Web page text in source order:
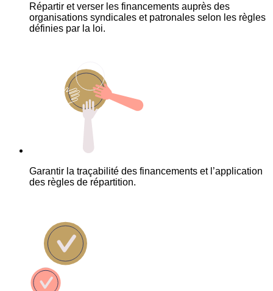
Répartir et verser les financements auprès des
organisations syndicales et patronales selon les règles
définies par la loi.
Garantir la traçabilité des financements et l’application
des règles de répartition.